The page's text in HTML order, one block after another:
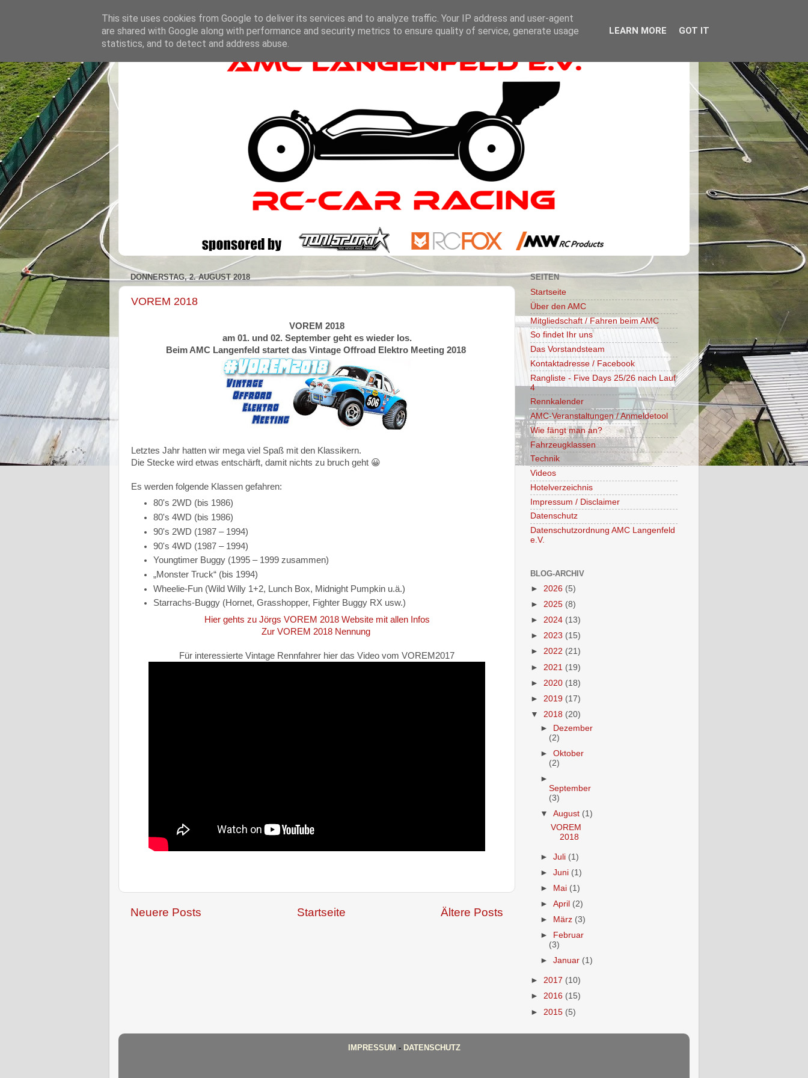
DONNERSTAG, 2. AUGUST 2018
VOREM 2018
VOREM 2018
am 01. und 02. September geht es wieder los.
Beim AMC Langenfeld startet das Vintage Offroad Elektro Meeting 2018
Letztes Jahr hatten wir mega viel Spaß mit den Klassikern.
Die Stecke wird etwas entschärft, damit nichts zu bruch geht 😀
Es werden folgende Klassen gefahren:
80's 2WD (bis 1986)
80's 4WD (bis 1986)
90's 2WD (1987 – 1994)
90's 4WD (1987 – 1994)
Youngtimer Buggy (1995 – 1999 zusammen)
„Monster Truck“ (bis 1994)
Wheelie-Fun (Wild Willy 1+2, Lunch Box, Midnight Pumpkin u.ä.)
Starrachs-Buggy (Hornet, Grasshopper, Fighter Buggy RX usw.)
Hier gehts zu Jörgs VOREM 2018 Website mit allen Infos
Zur VOREM 2018 Nennung
Für interessierte Vintage Rennfahrer hier das Video vom VOREM2017
Neuere Posts Ältere Posts
Startseite
SEITEN
Startseite
Über den AMC
Mitgliedschaft / Fahren beim AMC
So findet Ihr uns
Das Vorstandsteam
Kontaktadresse / Facebook
Rangliste - Five Days 25/26 nach Lauf
4
Rennkalender
AMC-Veranstaltungen / Anmeldetool
Wie fängt man an?
Fahrzeugklassen
Technik
Videos
Hotelverzeichnis
Impressum / Disclaimer
Datenschutz
Datenschutzordnung AMC Langenfeld
e.V.
BLOG-ARCHIV
► 2026 (5)
► 2025 (8)
► 2024 (13)
► 2023 (15)
► 2022 (21)
► 2021 (19)
► 2020 (18)
► 2019 (17)
▼ 2018 (20)
► Dezember
(2)
►Oktober
(2)
►
September
(3)
▼August (1)
VOREM
2018
►Juli (1)
►Juni (1)
►
Mai (1)
►April (2)
►
März (3)
►
Februar
(3)
►Januar (1)
► 2017 (10)
► 2016 (15)
► 2015 (5)
IMPRESSUM - DATENSCHUTZ
This site uses cookies from Google to deliver its services and to analyze traffic. Your IP address and user-agent
are shared with Google along with performance and security metrics to ensure quality of service, generate usage
statistics, and to detect and address abuse.
LEARN MORE GOT IT